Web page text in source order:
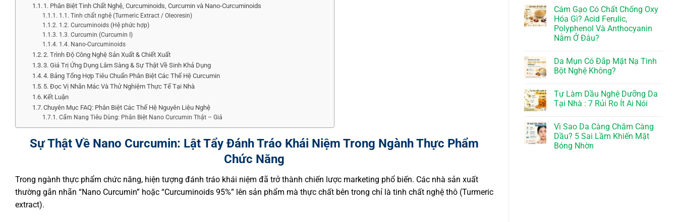
1. Phân Biệt Tinh Chất Nghệ, Curcuminoids, Curcumin và Nano-Curcuminoids
1.1. Tinh chất nghệ (Turmeric Extract / Oleoresin)
1.2. Curcuminoids (Hệ phức hợp)
1.3. Curcumin (Curcumin I)
1.4. Nano-Curcuminoids
2. Trình Độ Công Nghệ Sản Xuất & Chiết Xuất
3. Giá Trị Ứng Dụng Lâm Sàng & Sự Thật Về Sinh Khả Dụng
4. Bảng Tổng Hợp Tiêu Chuẩn Phân Biệt Các Thế Hệ Curcumin
5. Đọc Vị Nhãn Mác Và Thử Nghiệm Thực Tế Tại Nhà
Kết Luận
Chuyên Mục FAQ: Phân Biệt Các Thế Hệ Nguyên Liệu Nghệ
Cẩm Nang Tiêu Dùng: Phân Biệt Nano Curcumin Thật – Giả
Sự Thật Về Nano Curcumin: Lật Tẩy Đánh Tráo Khái Niệm Trong Ngành Thực Phẩm
Chức Năng
Trong ngành thực phẩm chức năng, hiện tượng đánh tráo khái niệm đã trở thành chiến lược marketing phổ biến. Các nhà sản xuất
thường gắn nhãn “Nano Curcumin” hoặc “Curcuminoids 95%” lên sản phẩm mà thực chất bên trong chỉ là tinh chất nghệ thô (Turmeric
extract).
Cám Gạo Có Chất Chống Oxy
Hóa Gì? Acid Ferulic,
Polyphenol Và Anthocyanin
Nằm Ở Đâu?
Da Mụn Có Đắp Mặt Nạ Tinh
Bột Nghệ Không?
Tự Làm Dầu Nghệ Dưỡng Da
Tại Nhà : 7 Rủi Ro Ít Ai Nói
Vì Sao Da Càng Chăm Càng
Dầu? 5 Sai Lầm Khiến Mặt
Bóng Nhờn